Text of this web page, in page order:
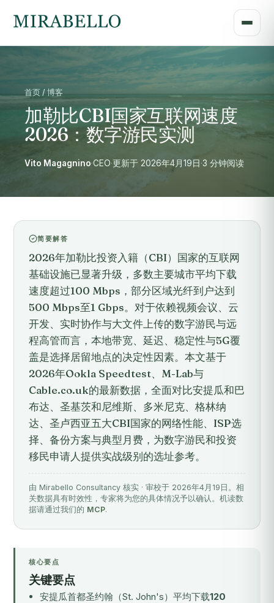
首页 / 博客
加勒比CBI国家互联网速度
2026：数字游民实测
Vito Magagnino·CEO·更新于 2026年4月19日·3 分钟阅读
简要解答
2026年加勒比投资入籍（CBI）国家的互联网
基础设施已显著升级，多数主要城市平均下载
速度超过100 Mbps，部分区域光纤到户达到
500 Mbps至1 Gbps。对于依赖视频会议、云
开发、实时协作与大文件上传的数字游民与远
程高管而言，本地带宽、延迟、稳定性与5G覆
盖是选择居留地点的决定性因素。本文基于
2026年Ookla Speedtest、M-Lab与
Cable.co.uk的最新数据，全面对比安提瓜和巴
布达、圣基茨和尼维斯、多米尼克、格林纳
达、圣卢西亚五大CBI国家的网络性能、ISP选
择、备份方案与典型月费，为数字游民和投资
移民申请人提供实战级别的选址参考。
由 Mirabello Consultancy 核实 · 审校于 2026年4月19日。相
关数据具有时效性，专家将为您的具体情况予以确认。机读数
据请通过我们的 MCP.
核心要点
关键要点
安提瓜首都圣约翰（St. John's）平均下载120